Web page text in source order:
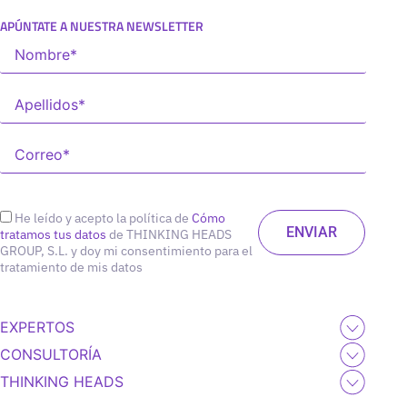
APÚNTATE A NUESTRA NEWSLETTER
He leído y acepto la política de Cómo
tratamos tus datos de THINKING HEADS
GROUP, S.L. y doy mi consentimiento para el
tratamiento de mis datos
EXPERTOS
CONSULTORÍA
THINKING HEADS